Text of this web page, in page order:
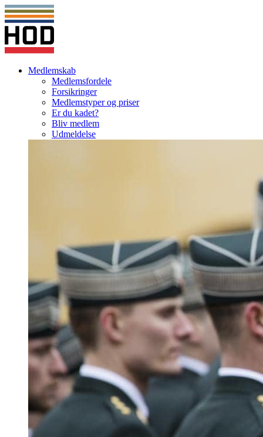
Medlemskab
Medlemsfordele
Forsikringer
Medlemstyper og priser
Er du kadet?
Bliv medlem
Udmeldelse